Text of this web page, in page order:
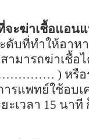
จะฆ่าเชื้อแอน
ดับที่ทำให้อาห
ามารถฆ่าเชื้อ
) หรื
ารแพทย์ใช้อบ
ะเวลา 15 นาที